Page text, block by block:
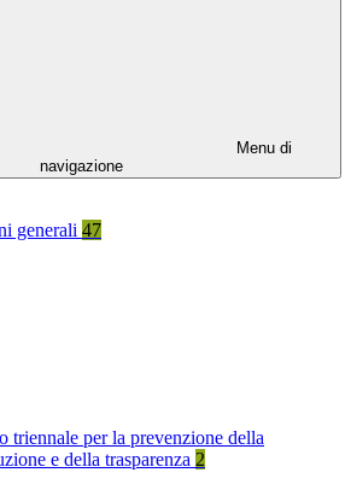
Menu di
navigazione
generali 47
triennale per la prevenzione della
e della trasparenza 2